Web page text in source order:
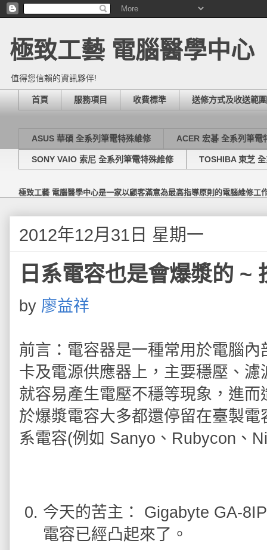
極致工藝 電腦醫學中心
值得您信賴的資訊夥伴!
首頁 服務項目 收費標準 送修方式及收送範圍
ASUS 華碩 全系列筆電特殊維修 ACER 宏碁 全系列筆電
SONY VAIO 索尼 全系列筆電特殊維修 TOSHIBA 東芝
極致工藝 電腦醫學中心是一家以顧客滿意為最高指導原則的電腦維修
2012年12月31日 星期一
日系電容也是會爆漿的 ~
by 廖益祥
前言：電容器是一種常用於電腦
卡及電源供應器上，主要穩壓、
就容易產生電壓不穩等現象，進
於爆漿電容大多都還停留在臺製
系電容(例如 Sanyo、Rubycon、
今天的苦主： Gigabyte GA-
電容已經凸起來了。